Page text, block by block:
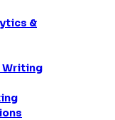
&
Writing